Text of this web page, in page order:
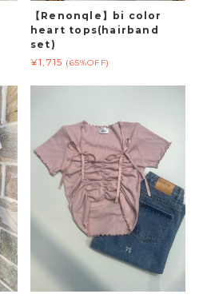
【Renonqle】bi color
heart tops(hairband
set)
¥1,715 (65%OFF)